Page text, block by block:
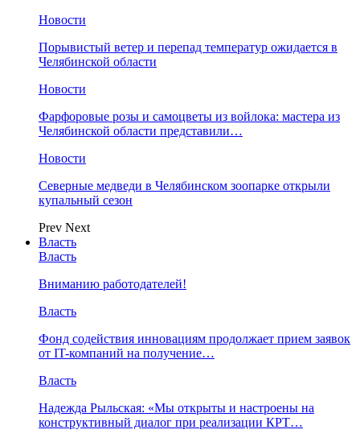
Новости
Порывистый ветер и перепад температур ожидается в
Челябинской области
Новости
Фарфоровые розы и самоцветы из войлока: мастера из
Челябинской области представили…
Новости
Северные медведи в Челябинском зоопарке открыли
купальный сезон
Prev Next
Власть
Власть
Вниманию работодателей!
Власть
Фонд содействия инновациям продолжает прием заявок
от IT-компаний на получение…
Власть
Надежда Рыльская: «Мы открыты и настроены на
конструктивный диалог при реализации КРТ…